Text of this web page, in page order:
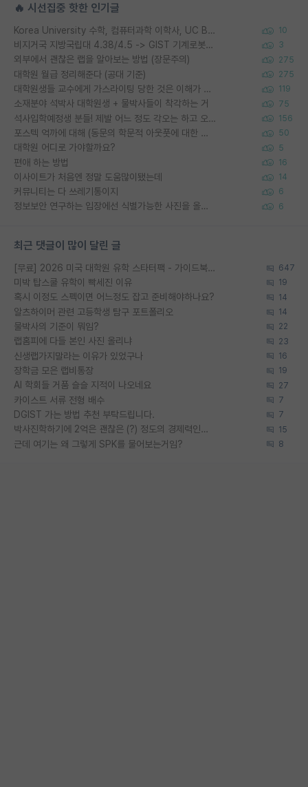
🔥 시선집중 핫한 인기글
Korea University 수학, 컴퓨터과학 이학사, UC Berkeley 산업공학 대학원 공학박사가 되는 것은 쉽지 않겠죠? 10
비지거국 지방국립대 4.38/4.5 -> GIST 기계로봇공학과 석사 3
외부에서 괜찮은 랩을 알아보는 방법 (장문주의) 275
대학원 월급 정리해준다 (공대 기준) 275
대학원생들 교수에게 가스라이팅 당한 것은 이해가 갑니다. 안타깝네요. 119
소재분야 석박사 대학원생 + 물박사들이 착각하는 거 75
석사입학예정생 분들! 제발 어느 정도 각오는 하고 오세요. 156
포스텍 억까에 대해 (동문의 학문적 아웃풋에 대한 반박) 50
대학원 어디로 가야할까요? 5
편애 하는 방법 16
이사이트가 처음엔 정말 도움많이됐는데 14
커뮤니티는 다 쓰레기통이지 6
정보보안 연구하는 입장에선 식별가능한 사진을 올리는건 비추이긴함 6
최근 댓글이 많이 달린 글
[무료] 2026 미국 대학원 유학 스타터팩 - 가이드북 & 합격자 컨택메일 템플릿 647
미박 탑스쿨 유학이 빡세진 이유 19
혹시 이정도 스펙이면 어느정도 잡고 준비해야하나요? 14
알츠하이머 관련 고등학생 탐구 포트폴리오 14
물박사의 기준이 뭐임? 22
랩홈피에 다들 본인 사진 올리냐 23
신생랩가지말라는 이유가 있었구나 16
장학금 모은 랩비통장 19
AI 학회들 거품 슬슬 지적이 나오네요 27
카이스트 서류 전형 배수 7
DGIST 가는 방법 추천 부탁드립니다. 7
박사진학하기에 2억은 괜찮은 (?) 정도의 경제력인가요 15
근데 여기는 왜 그렇게 SPK를 물어보는거임? 8